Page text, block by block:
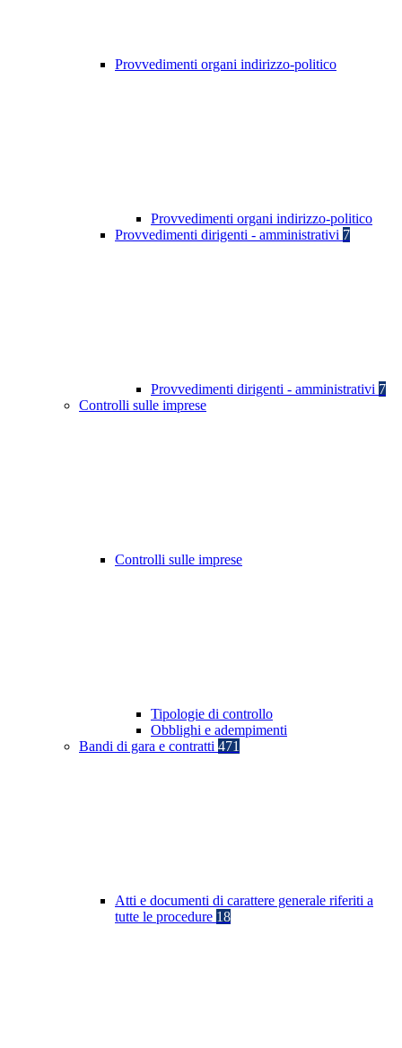
Provvedimenti organi indirizzo-politico
Provvedimenti organi indirizzo-politico
Provvedimenti dirigenti - amministrativi 7
Provvedimenti dirigenti - amministrativi 7
Controlli sulle imprese
Controlli sulle imprese
Tipologie di controllo
Obblighi e adempimenti
Bandi di gara e contratti 471
Atti e documenti di carattere generale riferiti a
tutte le procedure 18